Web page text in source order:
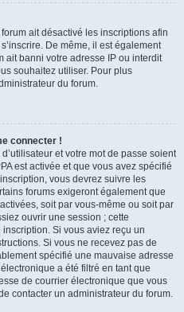
ait désactivé les inscriptions afin
De même, il est également
ait banni votre adresse IP ou interdit
souhaitez utiliser. Pour plus
du forum.
connecter !
et votre mot de passe soient
est activée et que vous avez spécifié
vous devrez suivre les
forums exigeront également que
soit par vous-même ou soit par
ouvrir une session ; cette
Si vous aviez reçu un
Si vous ne recevez pas de
spécifié une mauvaise adresse
a été filtré en tant que
de courrier électronique que vous
contacter un administrateur du forum.